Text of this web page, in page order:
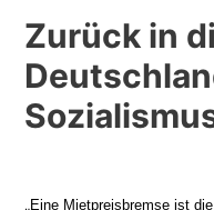
Zurück in
„Eine Mietpreisbremse ist